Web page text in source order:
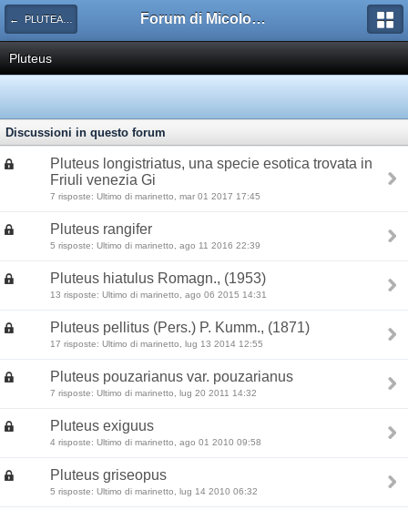
← PLUTEACEAE Forum di Micologia AMB Gruppo di Muggia e del Carso
Pluteus
Discussioni in questo forum
Pluteus longistriatus, una specie esotica trovata in
Friuli venezia Gi
7 risposte: Ultimo di marinetto, mar 01 2017 17:45
Pluteus rangifer
5 risposte: Ultimo di marinetto, ago 11 2016 22:39
Pluteus hiatulus Romagn., (1953)
13 risposte: Ultimo di marinetto, ago 06 2015 14:31
Pluteus pellitus (Pers.) P. Kumm., (1871)
17 risposte: Ultimo di marinetto, lug 13 2014 12:55
Pluteus pouzarianus var. pouzarianus
7 risposte: Ultimo di marinetto, lug 20 2011 14:32
Pluteus exiguus
4 risposte: Ultimo di marinetto, ago 01 2010 09:58
Pluteus griseopus
5 risposte: Ultimo di marinetto, lug 14 2010 06:32